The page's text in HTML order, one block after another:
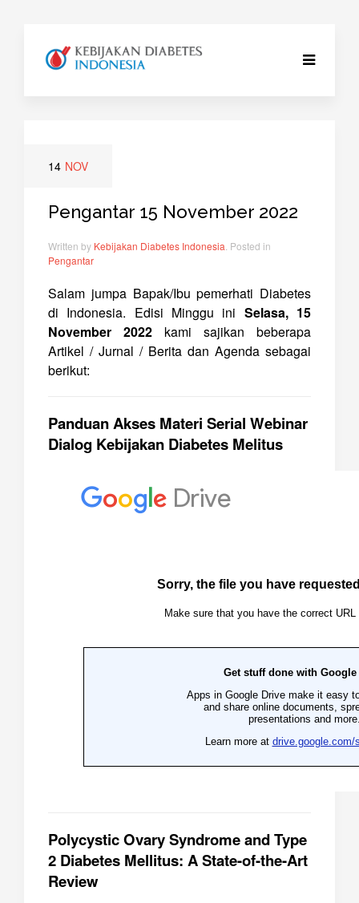
14 NOV
Pengantar 15 November 2022
Written by Kebijakan Diabetes Indonesia . Posted in
Pengantar
Salam jumpa Bapak/Ibu pemerhati Diabetes
di Indonesia. Edisi Minggu ini Selasa, 15
November 2022 kami sajikan beberapa
Artikel / Jurnal / Berita dan Agenda sebagai
berikut:
Panduan Akses Materi Serial Webinar
Dialog Kebijakan Diabetes Melitus
Polycystic Ovary Syndrome and Type
2 Diabetes Mellitus: A State-of-the-Art
Review